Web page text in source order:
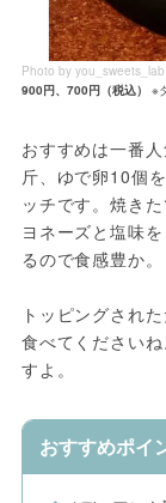
Photo by you_sweets_lab
900円、700円（税込）
※
おすすめは一番
斤、ゆで卵10個
ッチです。焼き
ヨネーズと塩味
るので食感豊か。
トッピングされ
食べてください
すよ。
おすすめポイ